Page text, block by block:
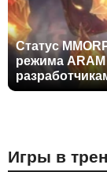
Статус
режима
Игры в